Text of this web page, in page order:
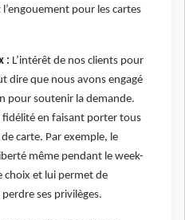
pour les cartes
: L’intérêt de nos clients pour
dire que nous avons engagé
pour soutenir la demande.
fidélité en faisant porter tous
carte. Par exemple, le
même pendant le week-
choix et lui permet de
ses privilèges.